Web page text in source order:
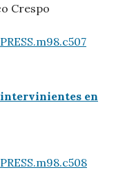
Crespo
en